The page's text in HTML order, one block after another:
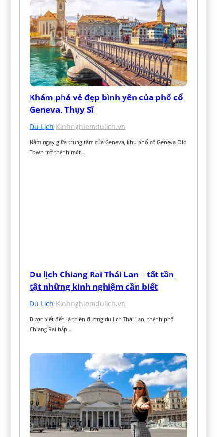
Khám phá vẻ đẹp bình yên của phố cổ
Geneva, Thụy Sĩ
Du Lịch·Kinhnghiemdulich.vn
Nằm ngay giữa trung tâm của Geneva, khu phố cổ Geneva Old
Town trở thành một…
Du lịch Chiang Rai Thái Lan – tất tần
tật những kinh nghiệm cần biết
Du Lịch·Kinhnghiemdulich.vn
Được biết đến là thiên đường du lịch Thái Lan, thành phố
Chiang Rai hấp…